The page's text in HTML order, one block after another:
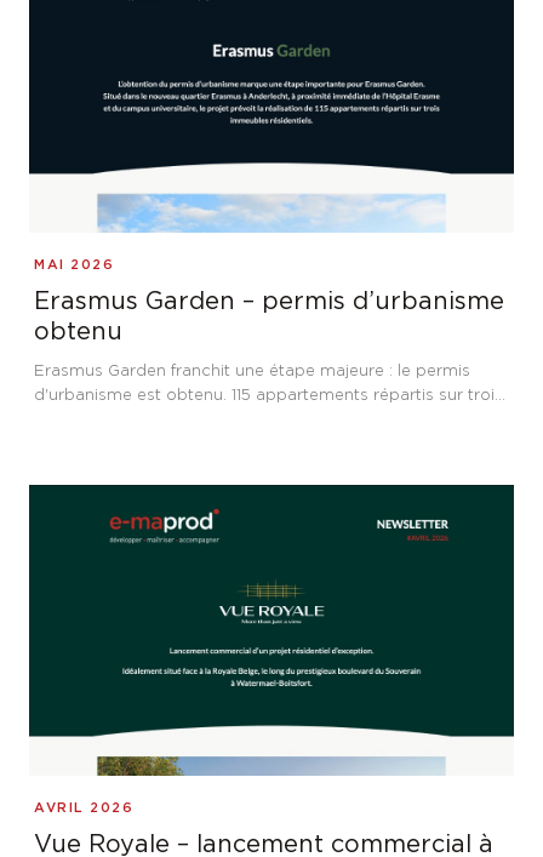
MAI 2026
Erasmus Garden – permis d’urbanisme
obtenu
Erasmus Garden franchit une étape majeure : le permis
d'urbanisme est obtenu. 115 appartements répartis sur trois
AVRIL 2026
Vue Royale – lancement commercial à